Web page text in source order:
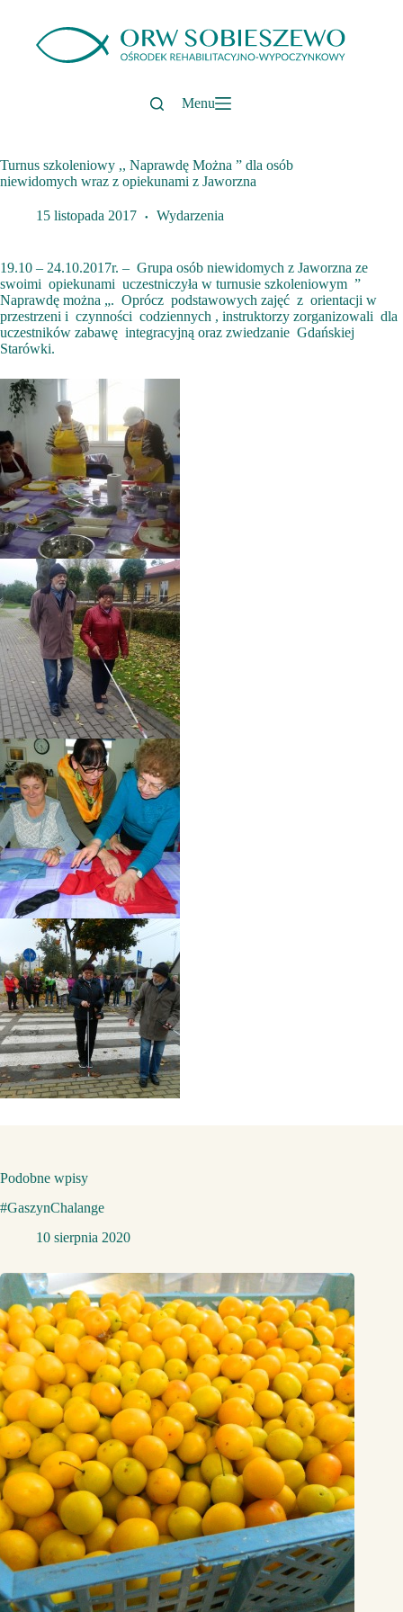
Menu
Turnus szkoleniowy ,, Naprawdę Można ” dla osób
niewidomych wraz z opiekunami z Jaworzna
15 listopada 2017 Wydarzenia
19.10 – 24.10.2017r. – Grupa osób niewidomych z Jaworzna ze
swoimi opiekunami uczestniczyła w turnusie szkoleniowym ”
Naprawdę można „. Oprócz podstawowych zajęć z orientacji w
przestrzeni i czynności codziennych , instruktorzy zorganizowali dla
uczestników zabawę integracyjną oraz zwiedzanie Gdańskiej
Starówki.
Podobne wpisy
#GaszynChalange
10 sierpnia 2020